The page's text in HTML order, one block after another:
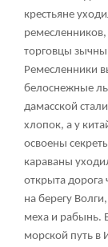
крестьяне
торговцы
Ремесленники
белоснежные
дамасской
хлопок, а у
освоены
караваны
открыта дорога
на берегу
меха и рабынь.
морской путь в